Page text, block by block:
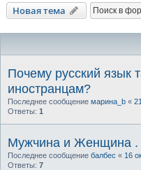
Новая тема
Почему русский язык
иностранцам?
Последнее сообщение марина_b «
Ответы: 1
Мужчина и Женщина .
Последнее сообщение балбес « 16
Ответы: 7